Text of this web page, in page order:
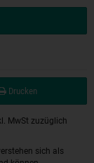
Drucken
MwSt zuzüglich
sich als